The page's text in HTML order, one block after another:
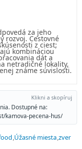
za jeho
rozvoj. Cestovné
z ciest;
kombináciou
dát a
netradičné lokality,
známe súvislosti.
Klikni a skopíruj
Dostupné na:
kamova-pecena-hus/
Úžasné miesta zver